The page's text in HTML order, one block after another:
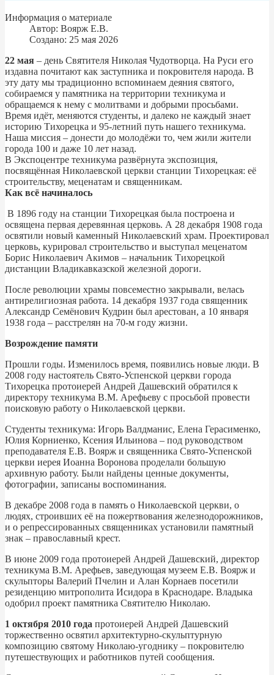
Информация о материале
Автор: Воярж Е.В.
Создано: 25 мая 2026
22 мая – день Святителя Николая Чудотворца. На Руси его
издавна почитают как заступника и покровителя народа. В
эту дату мы традиционно вспоминаем деяния святого,
собираемся у памятника на территории техникума и
обращаемся к нему с молитвами и добрыми просьбами.
Время идёт, меняются студенты, и далеко не каждый знает
историю Тихорецка и 95-летний путь нашего техникума.
Наша миссия – донести до молодёжи то, чем жили жители
города 100 и даже 10 лет назад.
В Экспоцентре техникума развёрнута экспозиция,
посвящённая Николаевской церкви станции Тихорецкая: её
строительству, меценатам и священникам.
Как всё начиналось
В 1896 году на станции Тихорецкая была построена и
освящена первая деревянная церковь. А 28 декабря 1908 года
освятили новый каменный Николаевский храм. Проектировал
церковь, курировал строительство и выступал меценатом
Борис Николаевич Акимов – начальник Тихорецкой
дистанции Владикавказской железной дороги.
После революции храмы повсеместно закрывали, велась
антирелигиозная работа. 14 декабря 1937 года священник
Александр Семёнович Кудрин был арестован, а 10 января
1938 года – расстрелян на 70-м году жизни.
Возрождение памяти
Прошли годы. Изменилось время, появились новые люди. В
2008 году настоятель Свято-Успенской церкви города
Тихорецка протоиерей Андрей Дашевский обратился к
директору техникума В.М. Арефьеву с просьбой провести
поисковую работу о Николаевской церкви.
Студенты техникума: Игорь Валдманис, Елена Герасименко,
Юлия Корниенко, Ксения Ильинова – под руководством
преподавателя Е.В. Воярж и священника Свято-Успенской
церкви иерея Иоанна Воронова проделали большую
архивную работу. Были найдены ценные документы,
фотографии, записаны воспоминания.
В декабре 2008 года в память о Николаевской церкви, о
людях, строивших её на пожертвования железнодорожников,
и о репрессированных священниках установили памятный
знак – православный крест.
В июне 2009 года протоиерей Андрей Дашевский, директор
техникума В.М. Арефьев, заведующая музеем Е.В. Воярж и
скульпторы Валерий Пчелин и Алан Корнаев посетили
резиденцию митрополита Исидора в Краснодаре. Владыка
одобрил проект памятника Святителю Николаю.
1 октября 2010 года протоиерей Андрей Дашевский
торжественно освятил архитектурно-скульптурную
композицию святому Николаю-угоднику – покровителю
путешествующих и работников путей сообщения.